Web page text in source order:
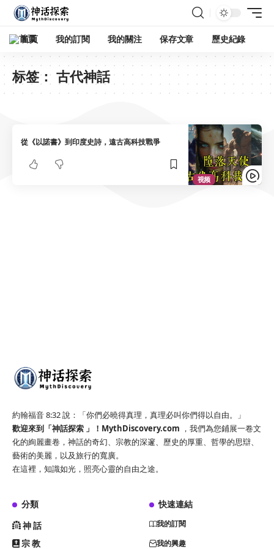
首頁 我的訂閱 我的關注 保存文章 歷史紀錄
标签： 古代神話
视频
從《以諾書》到印度史詩，遠古高科技戰爭
約翰福音 8:32 說：「你們必曉得真理，真理必叫你們得以自由。」
歡迎來到「神話探索 」！ MythDiscovery.com ，我們為您鋪展一卷文
化的絢麗畫卷，神話的奇幻、宗教的深邃、歷史的厚重、哲學的思辯、
藝術的美麗，以及旅行的寬廣。
在這裡，知識如光，照亮心靈的自由之途。
分類
神話
宗教
快速連結
我的訂閱
我的興趣